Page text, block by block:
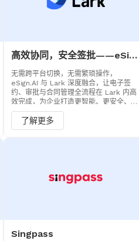
高效协同，安全签批——eSign.AI 与 Lark 无缝集成
无需跨平台切换，无需繁琐操作，
eSign.AI 与 Lark 深度融合，让电子签
约、审批与合同管理全流程在 Lark 内高
效完成，为企业打造更智能、更安全、更
便捷的数字签约解决方案，赋能业务加速
流转。
了解更多
Singpass